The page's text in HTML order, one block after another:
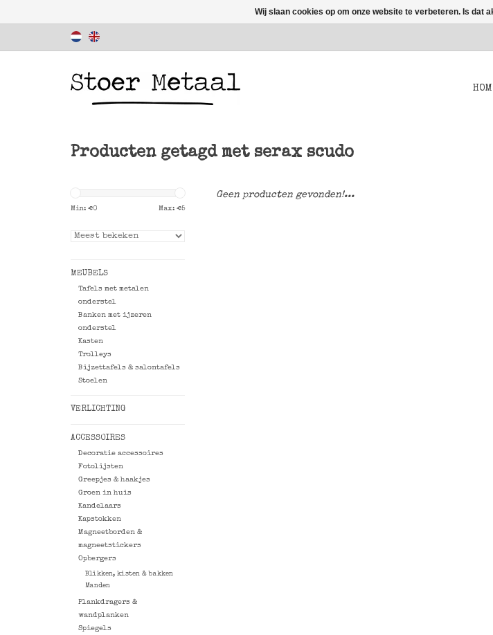
Producten getagd met serax scudo
Min: €0 Max: €5
MEUBELS
Tafels met metalen
onderstel
Banken met ijzeren
onderstel
Kasten
Trolleys
Bijzettafels & salontafels
Stoelen
VERLICHTING
ACCESSOIRES
Decoratie accessoires
Fotolijsten
Greepjes & haakjes
Groen in huis
Kandelaars
Kapstokken
Magneetborden &
magneetstickers
Opbergers
Blikken, kisten & bakken
Manden
Plankdragers &
wandplanken
Spiegels
Geen producten gevonden!...
Wij slaan cookies op om onze website te verbeteren. Is dat